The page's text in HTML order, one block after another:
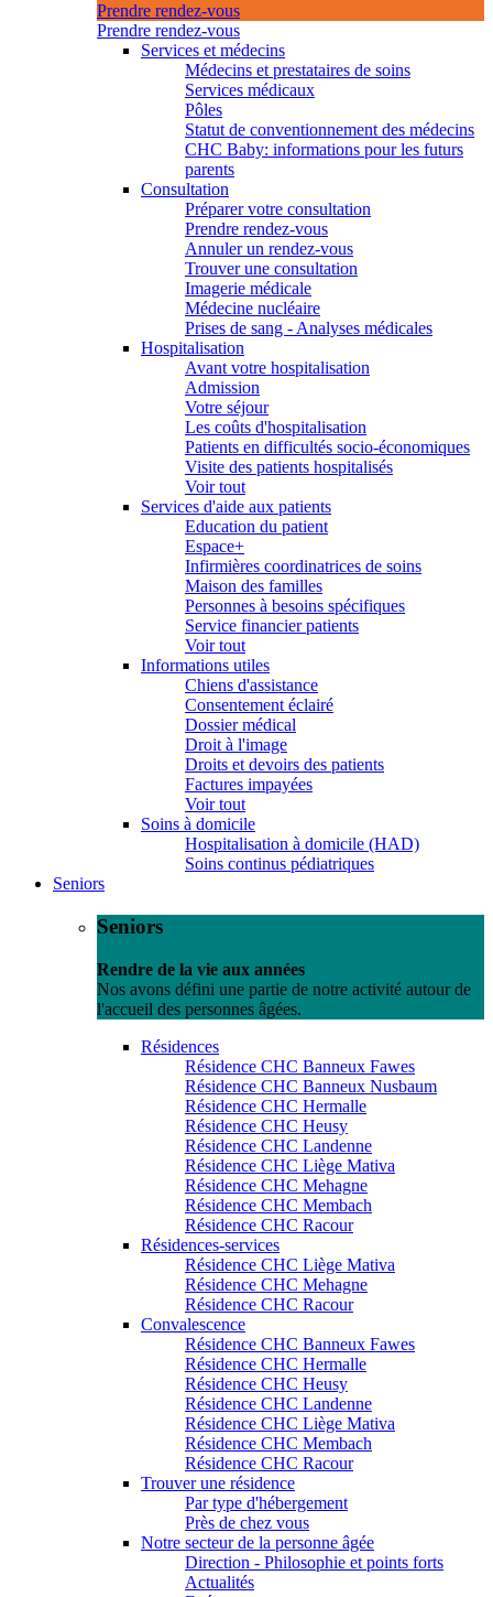
Prendre rendez-vous
Prendre rendez-vous
Services et médecins
Médecins et prestataires de soins
Services médicaux
Pôles
Statut de conventionnement des médecins
CHC Baby: informations pour les futurs
parents
Consultation
Préparer votre consultation
Prendre rendez-vous
Annuler un rendez-vous
Trouver une consultation
Imagerie médicale
Médecine nucléaire
Prises de sang - Analyses médicales
Hospitalisation
Avant votre hospitalisation
Admission
Votre séjour
Les coûts d'hospitalisation
Patients en difficultés socio-économiques
Visite des patients hospitalisés
Voir tout
Services d'aide aux patients
Education du patient
Espace+
Infirmières coordinatrices de soins
Maison des familles
Personnes à besoins spécifiques
Service financier patients
Voir tout
Informations utiles
Chiens d'assistance
Consentement éclairé
Dossier médical
Droit à l'image
Droits et devoirs des patients
Factures impayées
Voir tout
Soins à domicile
Hospitalisation à domicile (HAD)
Soins continus pédiatriques
Seniors
Seniors
Rendre de la vie aux années
Nos avons défini une partie de notre activité autour de
l'accueil des personnes âgées.
Résidences
Résidence CHC Banneux Fawes
Résidence CHC Banneux Nusbaum
Résidence CHC Hermalle
Résidence CHC Heusy
Résidence CHC Landenne
Résidence CHC Liège Mativa
Résidence CHC Mehagne
Résidence CHC Membach
Résidence CHC Racour
Résidences-services
Résidence CHC Liège Mativa
Résidence CHC Mehagne
Résidence CHC Racour
Convalescence
Résidence CHC Banneux Fawes
Résidence CHC Hermalle
Résidence CHC Heusy
Résidence CHC Landenne
Résidence CHC Liège Mativa
Résidence CHC Membach
Résidence CHC Racour
Trouver une résidence
Par type d'hébergement
Près de chez vous
Notre secteur de la personne âgée
Direction - Philosophie et points forts
Actualités